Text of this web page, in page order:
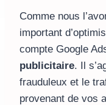
Comme nous
important
compte Google
publicitaire. Il
frauduleux et le
provenant de vos